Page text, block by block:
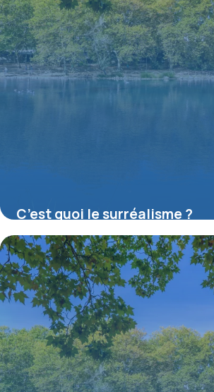
C’est quoi le surréalisme ?
16 juillet 2026